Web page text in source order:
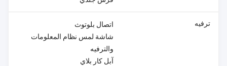
ترفيه
اتصال بلوتوث
شاشة لمس نظام المعلومات
والترفيه
آبل كار بلاي